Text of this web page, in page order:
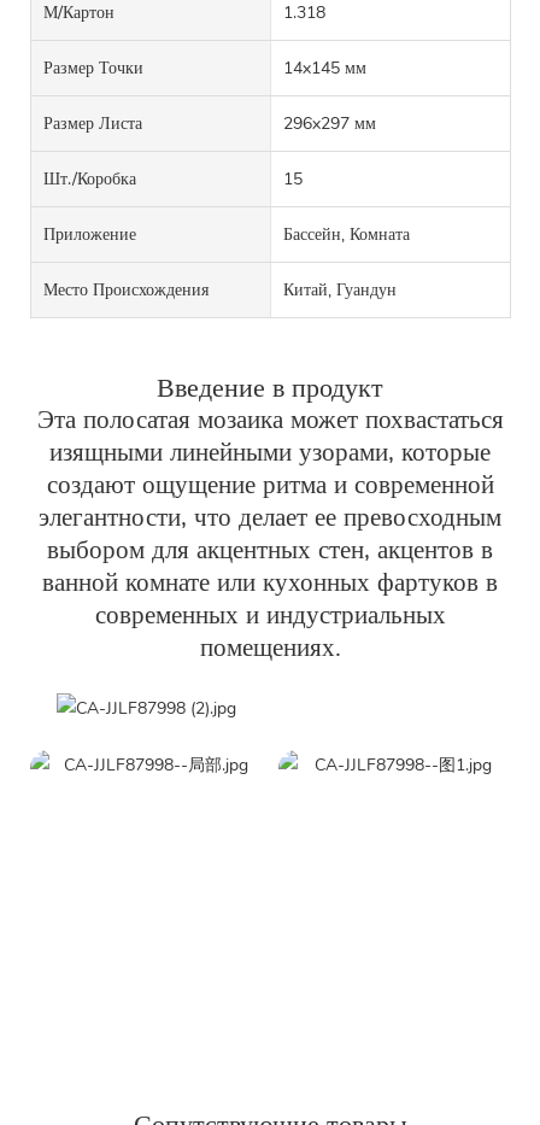
М/картон 1.318
Размер Точки 14x145 мм
Размер Листа 296x297 мм
Шт./коробка 15
Приложение Бассейн, Комната
Место Происхождения Китай, Гуандун
Введение в продукт
Эта полосатая мозаика может похвастаться
изящными линейными узорами, которые
создают ощущение ритма и современной
элегантности, что делает ее превосходным
выбором для акцентных стен, акцентов в
ванной комнате или кухонных фартуков в
современных и индустриальных
помещениях.